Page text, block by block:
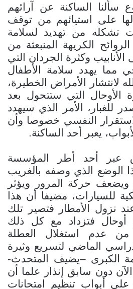
سألنا الساكنة عن آرائهم
على استيائهم من توقف
تشكله من تهديد لسلامة
الكريهة المنبعثة من
وكثرة الجردان التي
مما يهدد سلامة الأطفال
لانتشار الأمراض الخطيرة،
التي ستتحول بعد
للغبار، الأمر الذي سيهدد
النفسي خصوصا وأن
يعبر أحد الساكنة.
عبر أحد أطر المؤسسة
الوضع الذي وصفه بالغريب
ويضعف حركة المرور ويؤثر
للسيارات، مضيفا أن هذا
نزول الأمطار فتصير تلك
أوحال فتزداد مع كل ذلك
من عدم استغلال العطلة
الماضي لتسريع وثيرة
الكبرى –يضيف المتحدث-
دون سابق إنذار علما أن
على أبواب تنظيم امتحانات